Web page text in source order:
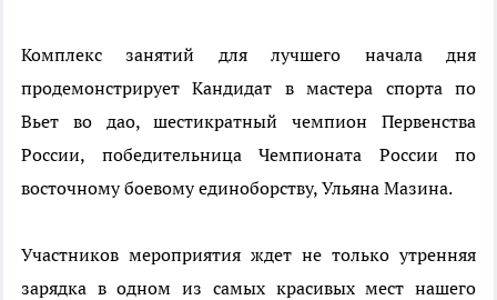
Комплекс занятий для лучшего начала дня
продемонстрирует Кандидат в мастера спорта по
Вьет во дао, шестикратный чемпион Первенства
России, победительница Чемпионата России по
восточному боевому единоборству, Ульяна Мазина.
Участников мероприятия ждет не только утренняя
зарядка в одном из самых красивых мест нашего